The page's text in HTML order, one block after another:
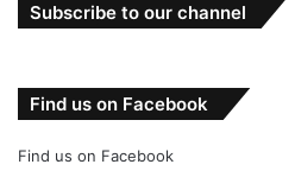
Subscribe to our channel
Find us on Facebook
Find us on Facebook